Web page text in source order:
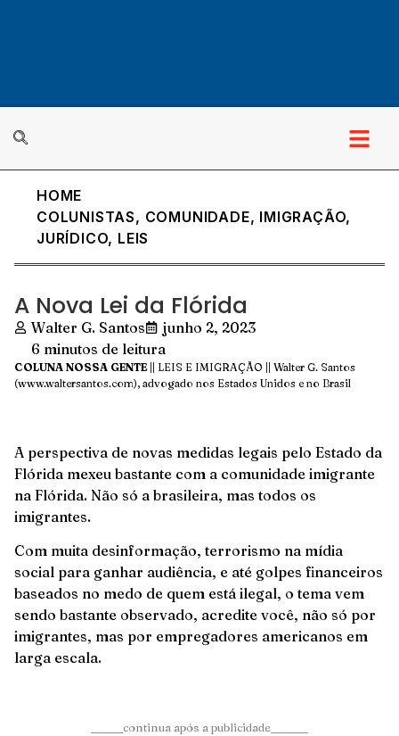
HOME
COLUNISTAS, COMUNIDADE, IMIGRAÇÃO,
JURÍDICO, LEIS
A Nova Lei da Flórida
Walter G. Santos
junho 2, 2023
6 minutos de leitura
COLUNA NOSSA GENTE || LEIS E IMIGRAÇÃO || Walter G. Santos
(www.waltersantos.com), advogado nos Estados Unidos e no Brasil
A perspectiva de novas medidas legais pelo Estado da
Flórida mexeu bastante com a comunidade imigrante
na Flórida. Não só a brasileira, mas todos os
imigrantes.
Com muita desinformação, terrorismo na mídia
social para ganhar audiência, e até golpes financeiros
baseados no medo de quem está ilegal, o tema vem
sendo bastante observado, acredite você, não só por
imigrantes, mas por empregadores americanos em
larga escala.
______continua após a publicidade_______